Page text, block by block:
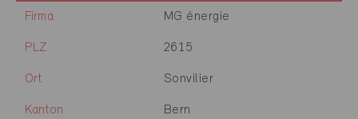
Firma MG énergie
PLZ 2615
Ort Sonvilier
Kanton Bern